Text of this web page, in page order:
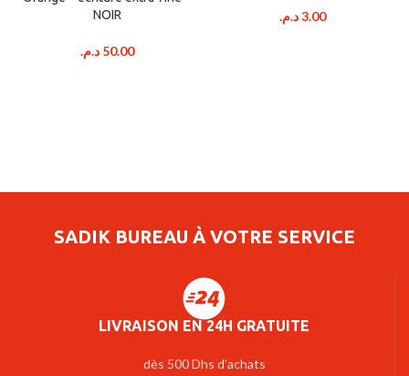
NOIR
50.00 د.م.
3.00 د.م.
SADIK BUREAU À VOTRE SERVICE
LIVRAISON EN 24H GRATUITE
dès 500 Dhs d'achats